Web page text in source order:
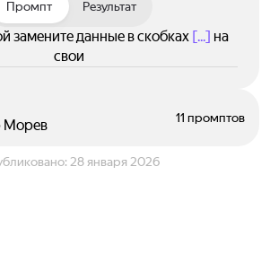
Промпт Результат
замените данные в скобках [...] на
свои
Морев 11 промптов
28 января 2026